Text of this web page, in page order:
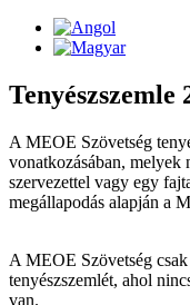
Tenyészszemle
A MEOE Szövetség
vonatkozásában, melyek
szervezettel vagy egy
megállapodás alapján a
A MEOE Szövetség
tenyészszemlét, ahol
van.